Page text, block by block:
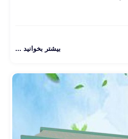
بیشتر بخوانید ...